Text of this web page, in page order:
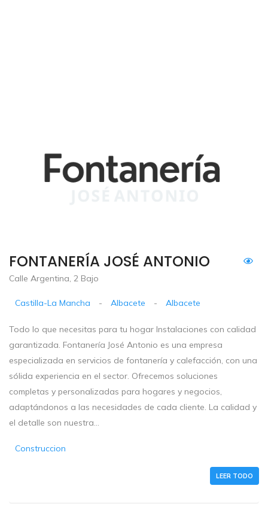
FONTANERÍA JOSÉ ANTONIO
Calle Argentina, 2 Bajo
Castilla-La Mancha - Albacete - Albacete
Todo lo que necesitas para tu hogar Instalaciones con calidad
garantizada. Fontanería José Antonio es una empresa
especializada en servicios de fontanería y calefacción, con una
sólida experiencia en el sector. Ofrecemos soluciones
completas y personalizadas para hogares y negocios,
adaptándonos a las necesidades de cada cliente. La calidad y
el detalle son nuestra...
Construccion
LEER TODO